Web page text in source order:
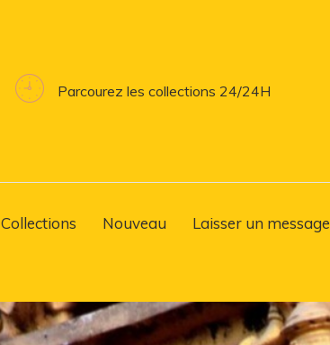
Parcourez les collections 24/24H
Collections Nouveau Laisser un message